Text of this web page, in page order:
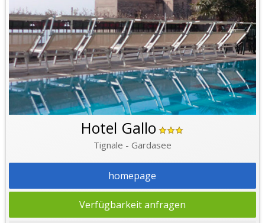
Hotel Gallo
Tignale - Gardasee
homepage
Verfügbarkeit anfragen